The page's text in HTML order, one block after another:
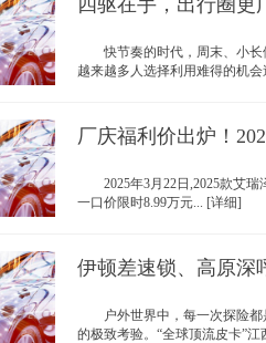
四驱在手，出行圈更
快节奏的时代，周末、小长
越来越多人选择利用难得的机
厂庆福利价出炉！
2025年3月22日,2025款艾瑞
一口价限时8.99万元... [详细]
伊顿差速锁、高原深
户外世界中，每一次探险都
的极致考验。“全球顶流皮卡”